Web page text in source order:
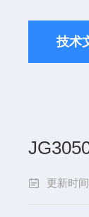
技术
更新时